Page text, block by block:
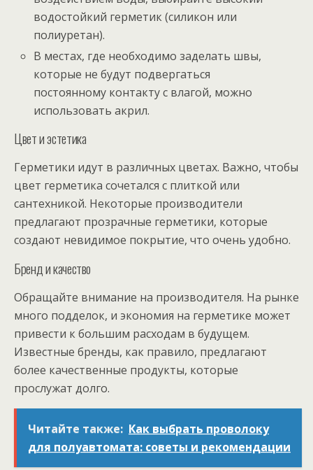
водостойкий герметик (силикон или
полиуретан).
В местах, где необходимо заделать швы,
которые не будут подвергаться
постоянному контакту с влагой, можно
использовать акрил.
Цвет и эстетика
Герметики идут в различных цветах. Важно, чтобы
цвет герметика сочетался с плиткой или
сантехникой. Некоторые производители
предлагают прозрачные герметики, которые
создают невидимое покрытие, что очень удобно.
Бренд и качество
Обращайте внимание на производителя. На рынке
много подделок, и экономия на герметике может
привести к большим расходам в будущем.
Известные бренды, как правило, предлагают
более качественные продукты, которые
прослужат долго.
Читайте также: Как выбрать проволоку
для полуавтомата: советы и рекомендации